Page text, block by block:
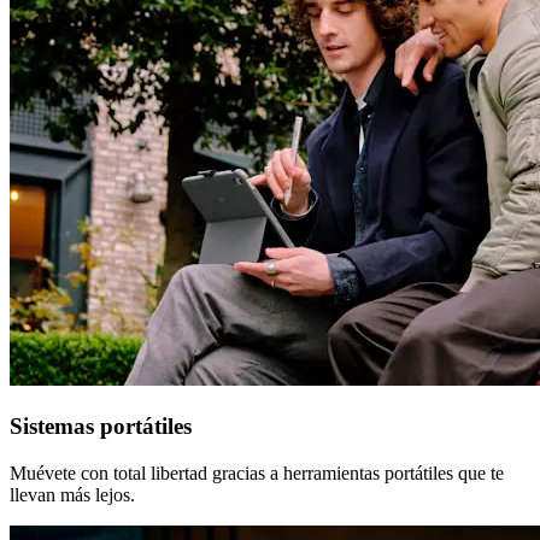
Sistemas portátiles
Muévete con total libertad gracias a herramientas portátiles que te
llevan más lejos.